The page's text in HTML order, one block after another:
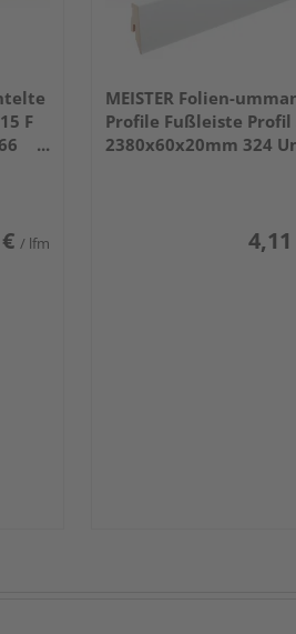
F
/ lfm
MEISTER Folien-
Profile Fußleiste Profil
2380x60x20mm 324